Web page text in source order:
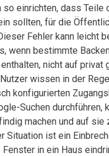
so einrichten, dass Teile
sollten, für die
Fehler kann leicht
wenn bestimmte
nicht auf privat
wissen in der
konfigurierten
Suchen durchführen,
machen und auf sie
Situation ist ein
in ein Haus